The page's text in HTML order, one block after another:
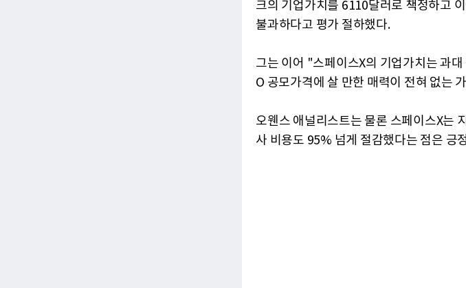
크의 기업가치를 6110달러로 책정하고
불과하다고 평가 절하했다.
그는 이어 "스페이스X의 기업가치는 과
O 공모가격에 살 만한 매력이 전혀 없는
오웬스 애널리스트는 물론 스페이스X는
사 비용도 95% 넘게 절감했다는 점은 긍